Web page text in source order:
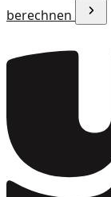
berechnen